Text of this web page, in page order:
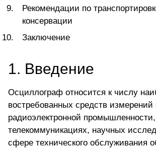
Рекомендации по
консервации
Заключение
1. Введение
Осциллограф относится к числу
востребованных средств измерений
радиоэлектронной промышленности,
телекоммуникациях, научных
сфере технического обслуживания